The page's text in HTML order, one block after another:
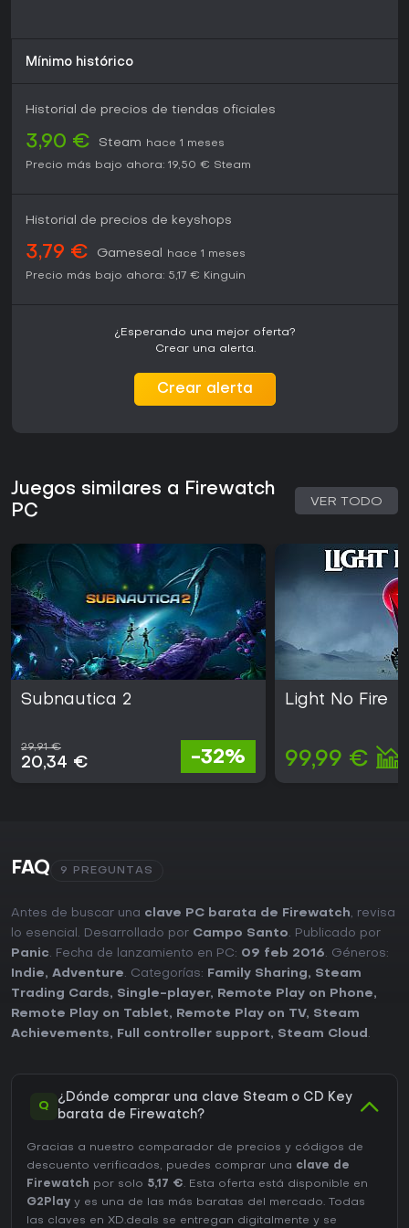
Mínimo histórico
Historial de precios de tiendas oficiales
3,90 € Steam
hace 1 meses
Precio más bajo ahora: 19,50 € Steam
Historial de precios de keyshops
3,79 € Gameseal
hace 1 meses
Precio más bajo ahora: 5,17 € Kinguin
¿Esperando una mejor oferta?
Crear una alerta.
Crear alerta
Juegos similares a Firewatch
PC
VER TODO
Subnautica 2
29,91 €
20,34 € -32%
Light No Fire
99,99 €
FAQ 9 PREGUNTAS
Antes de buscar una clave PC barata de Firewatch, revisa
lo esencial. Desarrollado por Campo Santo. Publicado por
Panic. Fecha de lanzamiento en PC: 09 feb 2016. Géneros:
Indie, Adventure. Categorías: Family Sharing, Steam
Trading Cards, Single-player, Remote Play on Phone,
Remote Play on Tablet, Remote Play on TV, Steam
Achievements, Full controller support, Steam Cloud .
Q
¿Dónde comprar una clave Steam o CD Key
barata de Firewatch?
Gracias a nuestro comparador de precios y códigos de
descuento verificados, puedes comprar una clave de
Firewatch por solo 5,17 €. Esta oferta está disponible en
G2Play y es una de las más baratas del mercado. Todas
las claves en XD.deals se entregan digitalmente y se